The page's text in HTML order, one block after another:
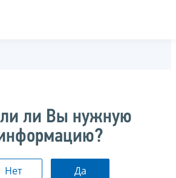
ли Вы нужную
Нет Да